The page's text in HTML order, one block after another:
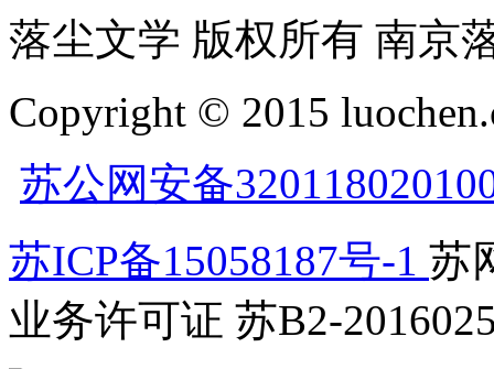
落尘文学 版权所有 南京
Copyright © 2015
苏公网安备
苏ICP备15058187号-1 苏
业务许可证 苏B2-